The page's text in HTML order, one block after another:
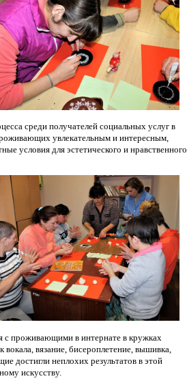
среди получателей социальных услуг в
увлекательным и интересным,
условия для эстетического и нравственного
с проживающими в интернате в кружках
вязание, бисероплетение, вышивка,
достигли неплохих результатов в этой
искусству.